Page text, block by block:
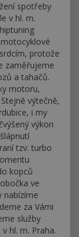
spotřeby
v hl. m.
protože
zaměřujeme
a tahačů.
motoru,
výtečně,
i my
výkon
tzv. turbo
kopců
ve
nabízíme
za Vámi
služby
hl. m. Praha.